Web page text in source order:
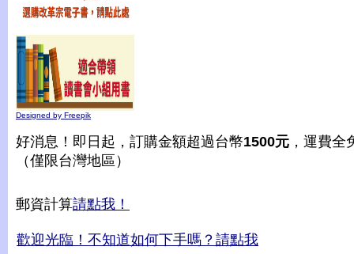
Designed by Freepik
好消息！即日起，訂購金額超過台幣1500元 ，運費全
（僅限台灣地區）
郵資計算請點我！
歡迎光臨！不知道如何下手嗎？請點我